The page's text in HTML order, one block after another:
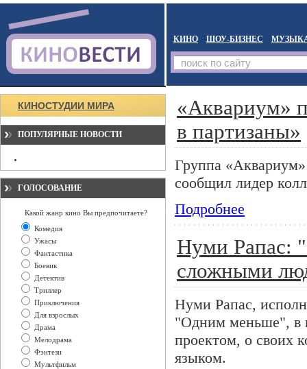
КИНО ШОУ-БИЗНЕС
КИНОСТУДИИ МИРА
ПОПУЛЯРНЫЕ НОВОСТИ
ГОЛОСОВАНИЕ
Какой жанр кино Вы предпочитаете?
Комедия
Ужасы
Фантастика
Боевик
Детектив
Триллер
Приключения
Для взрослых
Драма
Мелодрама
Фэнтези
Мультфильм
«Аквариум»
в партизаны»
Группа
сообщил лидер
Подробнее
Нуми Рапас:
сложными
Нуми Рапас,
"Одним меньше", в
проектом, о своих
языком.